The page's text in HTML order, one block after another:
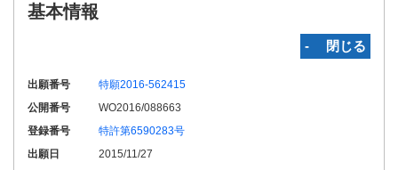
基本情報
‐ 閉じる
出願番号
特願2016-562415
公開番号
WO2016/088663
登録番号
特許第6590283号
出願日
2015/11/27